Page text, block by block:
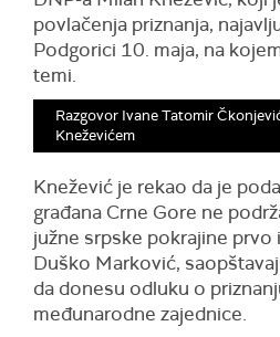
povlačenja priznanja,
Podgorici 10. maja, na
temi.
Razgovor Ivane Tatomir
Kneževićem
Knežević je rekao da je
građana Crne Gore ne
južne srpske pokrajine
Duško Marković,
da donesu odluku o
međunarodne zajednice.